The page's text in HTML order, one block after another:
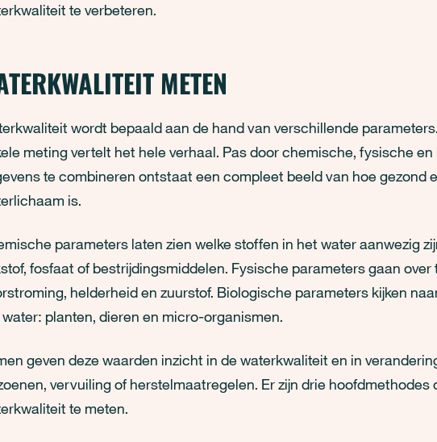
te verbeteren.
METEN
wordt bepaald aan de hand van verschillende
meting vertelt het hele verhaal. Pas door chemische, fysische
te combineren ontstaat een compleet beeld van hoe gezond
is.
parameters laten zien welke stoffen in het water aanwezig
fosfaat of bestrijdingsmiddelen. Fysische parameters gaan over
helderheid en zuurstof. Biologische parameters kijken
planten, dieren en micro-organismen.
geven deze waarden inzicht in de waterkwaliteit en in
vervuiling of herstelmaatregelen. Er zijn drie hoofdmethodes
te meten.